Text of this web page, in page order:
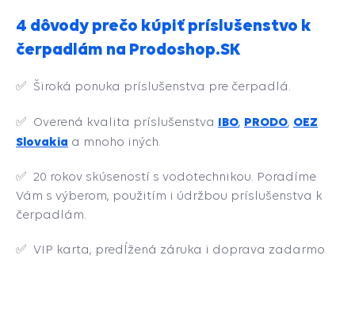
4 dôvody prečo kúpiť príslušenstvo k
čerpadlám na Prodoshop.SK
✅ Široká ponuka príslušenstva pre čerpadlá.
✅ Overená kvalita príslušenstva IBO, PRODO, OEZ
Slovakia a mnoho iných.
✅ 20 rokov skúseností s vodotechnikou. Poradíme
Vám s výberom, použitím i údržbou príslušenstva k
čerpadlám.
✅ VIP karta, predĺžená záruka i doprava zadarmo.